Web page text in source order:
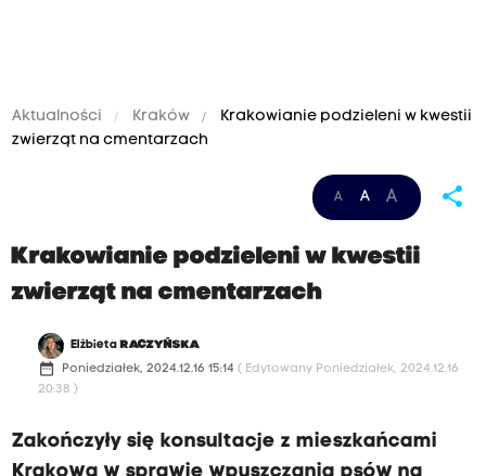
Aktualności Kraków
Krakowianie podzieleni w kwestii
zwierząt na cmentarzach
A A A share
Krakowianie podzieleni w kwestii
zwierząt na cmentarzach
Elżbieta RACZYŃSKA
date_range Poniedziałek, 2024.12.16 15:14 ( Edytowany Poniedziałek, 2024.12.16
20:38 )
Zakończyły się konsultacje z mieszkańcami